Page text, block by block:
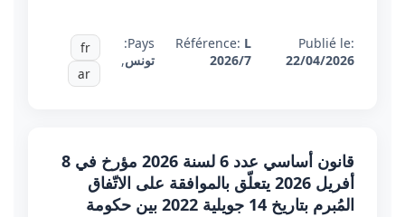
Publié le:
22/04/2026
Référence: L
2026/7
Pays:
تونس,
fr
ar
قانون أساسي عدد 6 لسنة 2026 مؤرخ في 8
أفريل 2026 يتعلّق بالموافقة على الاتّفاق
المُبرم بتاريخ 14 جويلية 2022 بين حكومة